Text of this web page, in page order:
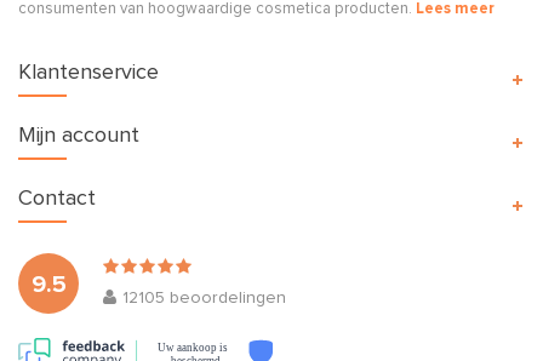
consumenten van hoogwaardige cosmetica producten. Lees meer
Klantenservice
Mijn account
9.5
12105 beoordelingen
Uw aankoop is
Contact